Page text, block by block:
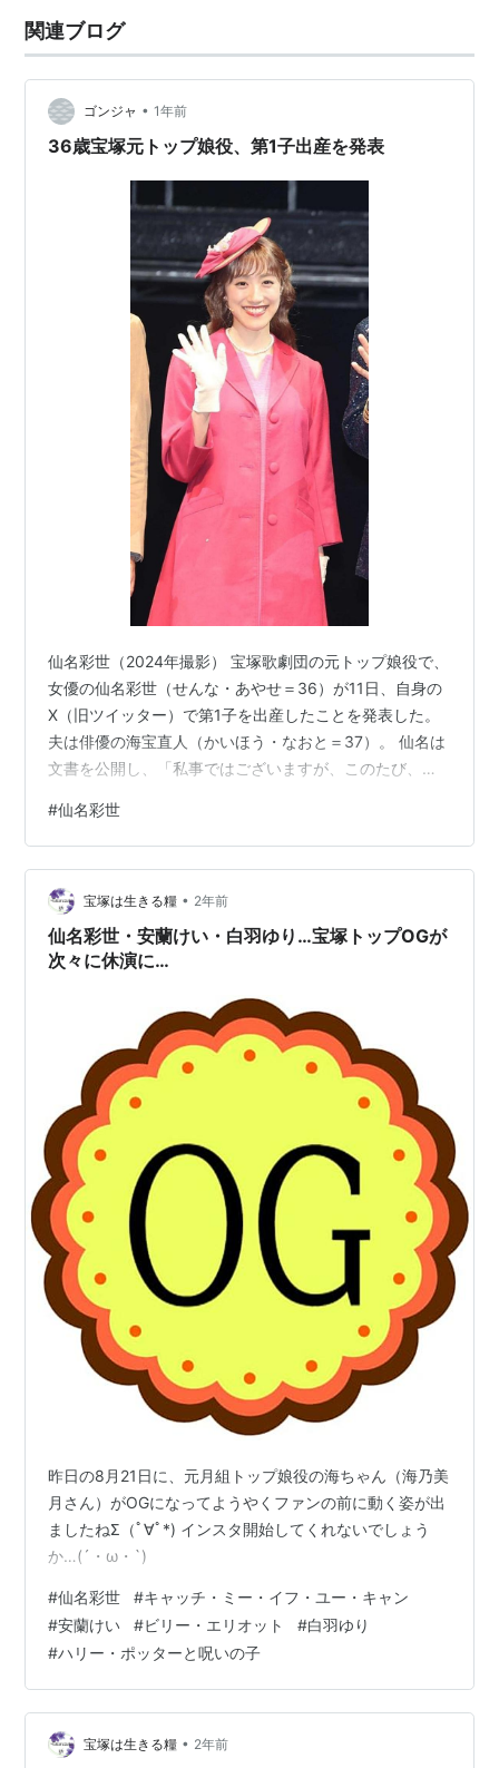
関連ブログ
ゴンジャ • 1年前
36歳宝塚元トップ娘役、第1子出産を発表
仙名彩世（2024年撮影） 宝塚歌劇団の元トップ娘役で、
女優の仙名彩世（せんな・あやせ＝36）が11日、自身の
X（旧ツイッター）で第1子を出産したことを発表した。
夫は俳優の海宝直人（かいほう・なおと＝37）。 仙名は
文書を公開し、「私事ではございますが、このたび、新
表。「日々の成長に寄り添いながら、その一瞬一瞬を大
切に重ねてまいりたいと思います」と記した。 夫の海宝
も同日に自身のXを更新し、第1子の誕生を報告した。
「新たに始まる日々に、感謝と責任を強く感じておりま
す」と思いを吐露。「これからも様々な経験を糧に、役
者としてさらに深く表現を追求し、…
#仙名彩世
宝塚は生きる糧 • 2年前
仙名彩世・安蘭けい・白羽ゆり…宝塚トップOGが
次々に休演に…
昨日の8月21日に、元月組トップ娘役の海ちゃん（海乃美
月さん）がOGになってようやくファンの前に動く姿が出
ましたねΣ（ﾟ∀ﾟ*) インスタ開始してくれないでしょう
か…(´・ω・`)
#仙名彩世 #キャッチ・ミー・イフ・ユー・キャン
#安蘭けい #ビリー・エリオット #白羽ゆり
#ハリー・ポッターと呪いの子
宝塚は生きる糧 • 2年前